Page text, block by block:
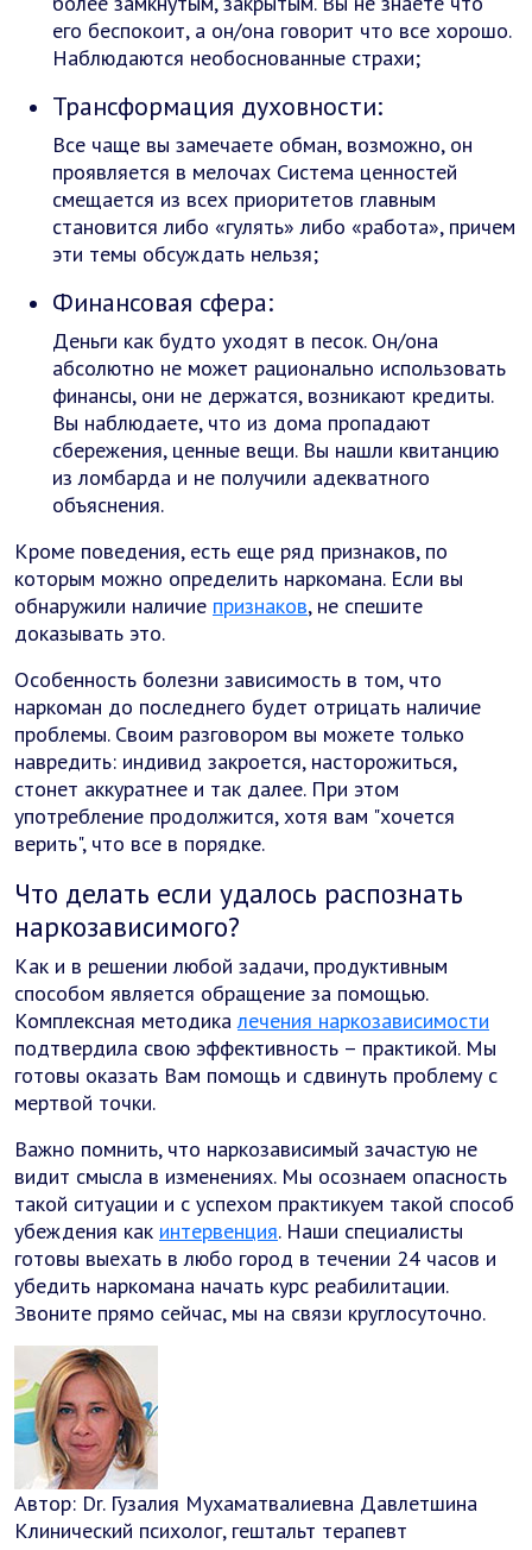
его беспокоит, а он/она говорит что все хорошо.
Наблюдаются необоснованные страхи;
Трансформация духовности:
Все чаще вы замечаете обман, возможно, он
проявляется в мелочах Система ценностей
смещается из всех приоритетов главным
становится либо «гулять» либо «работа», причем
эти темы обсуждать нельзя;
Финансовая сфера:
Деньги как будто уходят в песок. Он/она
абсолютно не может рационально использовать
финансы, они не держатся, возникают кредиты.
Вы наблюдаете, что из дома пропадают
сбережения, ценные вещи. Вы нашли квитанцию
из ломбарда и не получили адекватного
объяснения.
Кроме поведения, есть еще ряд признаков, по
которым можно определить наркомана. Если вы
обнаружили наличие признаков, не спешите
доказывать это.
Особенность болезни зависимость в том, что
наркоман до последнего будет отрицать наличие
проблемы. Своим разговором вы можете только
навредить: индивид закроется, насторожиться,
стонет аккуратнее и так далее. При этом
употребление продолжится, хотя вам "хочется
верить", что все в порядке.
Что делать если удалось распознать
наркозависимого?
Как и в решении любой задачи, продуктивным
способом является обращение за помощью.
Комплексная методикалечения наркозависимости
подтвердила свою эффективность – практикой. Мы
готовы оказать Вам помощь и сдвинуть проблему с
мертвой точки.
Важно помнить, что наркозависимый зачастую не
видит смысла в изменениях. Мы осознаем опасность
такой ситуации и с успехом практикуем такой способ
убеждения как интервенция. Наши специалисты
готовы выехать в любо город в течении 24 часов и
убедить наркомана начать курс реабилитации.
Звоните прямо сейчас, мы на связи круглосуточно.
Автор: Dr. Гузалия Мухаматвалиевна Давлетшина
Клинический психолог, гештальт терапевт